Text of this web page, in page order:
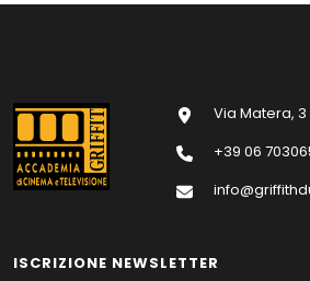
Via Matera, 3
+39 06
ISCRIZIONE NEWSLETTER